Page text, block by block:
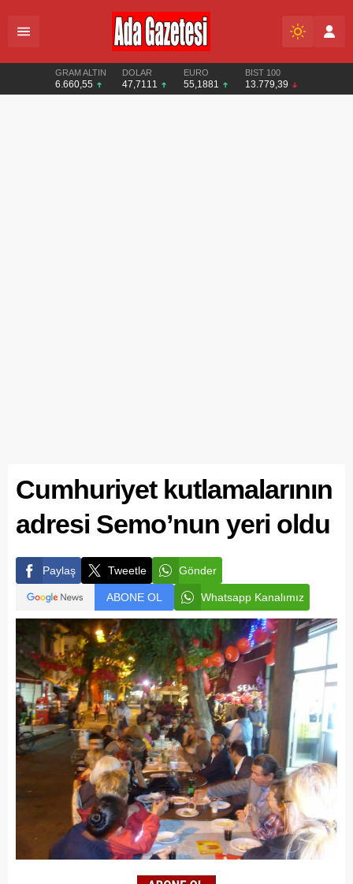
GRAM ALTIN
6.660,55
DOLAR
47,7111
EURO
55,1881
BIST 100
13.779,39
Cumhuriyet kutlamalarının
adresi Semo’nun yeri oldu
Paylaş Tweetle Gönder
ABONE OL Whatsapp Kanalımız